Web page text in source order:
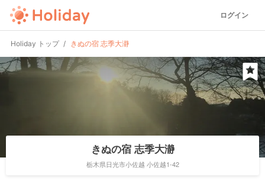
ログイン
Holiday トップ きぬの宿 志季大瀞
きぬの宿 志季大瀞
栃木県日光市小佐越 小佐越1-42